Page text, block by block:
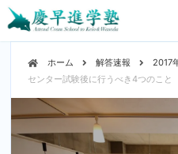
ホーム 解答速報
2017
センター試験後に行うべき4つのこと